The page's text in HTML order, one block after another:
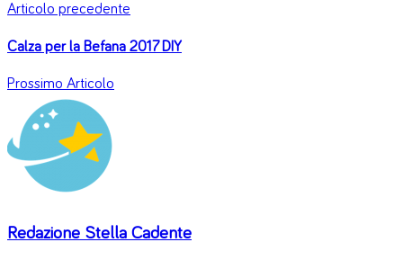
Articolo precedente
Calza per la Befana 2017 DIY
Prossimo Articolo
Redazione Stella Cadente